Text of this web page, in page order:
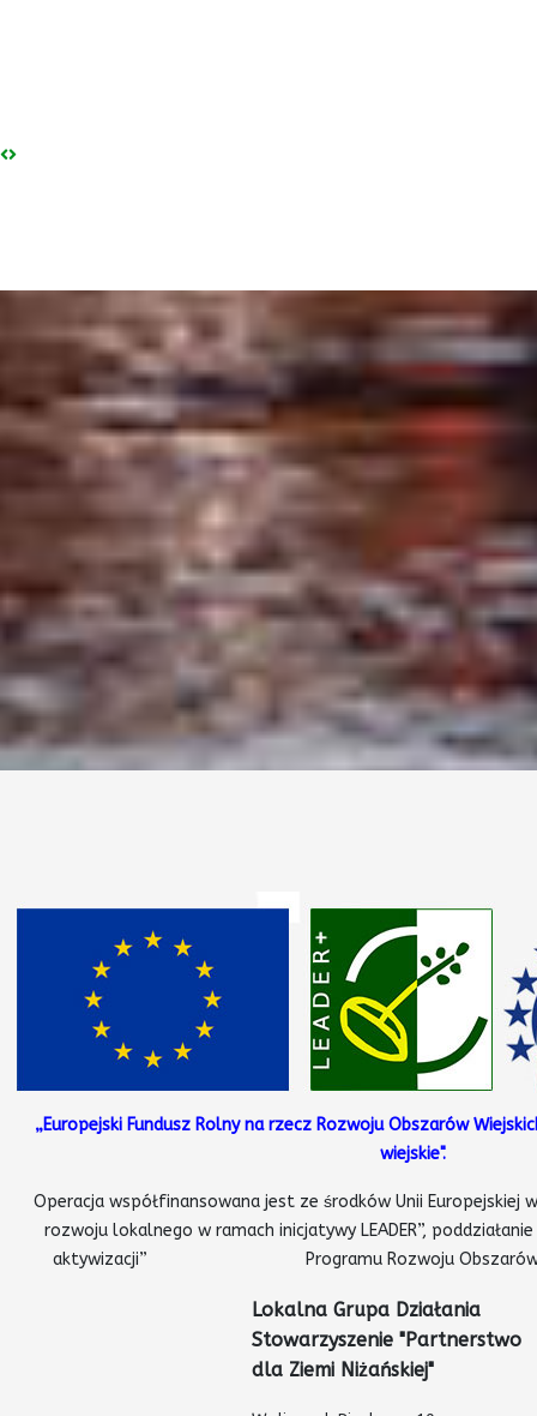
„Europejski Fundusz Rolny na rzecz Rozwoju Obszarów
wiejskie".
Operacja współfinansowana jest ze środków Unii Europejskiej
rozwoju lokalnego w ramach inicjatywy LEADER”,
aktywizacji” Programu Rozwoju Obszarów
Lokalna Grupa Działania
Stowarzyszenie "Partnerstwo
dla Ziemi Niżańskiej"